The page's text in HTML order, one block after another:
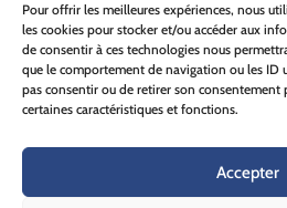
Pour offrir les meilleures expériences, nous
les cookies pour stocker et/ou accéder aux
de consentir à ces technologies nous
que le comportement de navigation ou les ID
pas consentir ou de retirer son
certaines caractéristiques et fonctions.
Accepter
Reservation by tel.+33(0)6 11 20
Available 7 days a week
Notre entreprise